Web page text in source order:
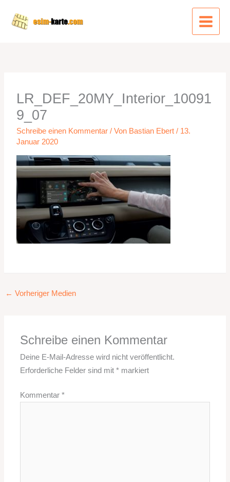
Inhalt
LR_DEF_20MY_Interior_10091
9_07
Schreibe einen Kommentar / Von Bastian Ebert/ 13.
Januar 2020
← Vorheriger Medien
Schreibe einen Kommentar
Deine E-Mail-Adresse wird nicht veröffentlicht.
Erforderliche Felder sind mit* markiert
Kommentar*